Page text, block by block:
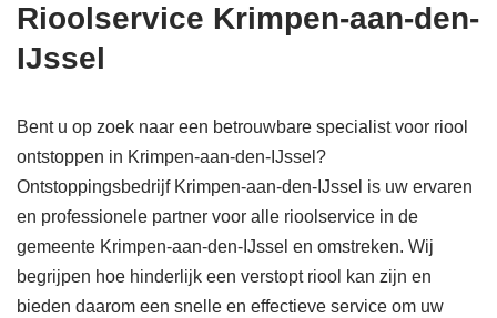
Rioolservice Krimpen-aan-den-
IJssel
Bent u op zoek naar een betrouwbare specialist voor riool
ontstoppen in Krimpen-aan-den-IJssel?
Ontstoppingsbedrijf Krimpen-aan-den-IJssel is uw ervaren
en professionele partner voor alle rioolservice in de
gemeente Krimpen-aan-den-IJssel en omstreken. Wij
begrijpen hoe hinderlijk een verstopt riool kan zijn en
bieden daarom een snelle en effectieve service om uw